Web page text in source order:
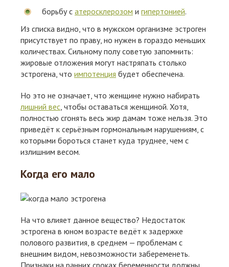
борьбу с атеросклерозом и гипертонией.
Из списка видно, что в мужском организме эстроген
присутствует по праву, но нужен в гораздо меньших
количествах. Сильному полу советую запомнить:
жировые отложения могут настряпать столько
эстрогена, что импотенция будет обеспечена.
Но это не означает, что женщине нужно набирать
лишний вес, чтобы оставаться женщиной. Хотя,
полностью сгонять весь жир дамам тоже нельзя. Это
приведёт к серьёзным гормональным нарушениям, с
которыми бороться станет куда труднее, чем с
излишним весом.
Когда его мало
На что влияет данное вещество? Недостаток
эстрогена в юном возрасте ведёт к задержке
полового развития, в среднем — проблемам с
внешним видом, невозможности забеременеть.